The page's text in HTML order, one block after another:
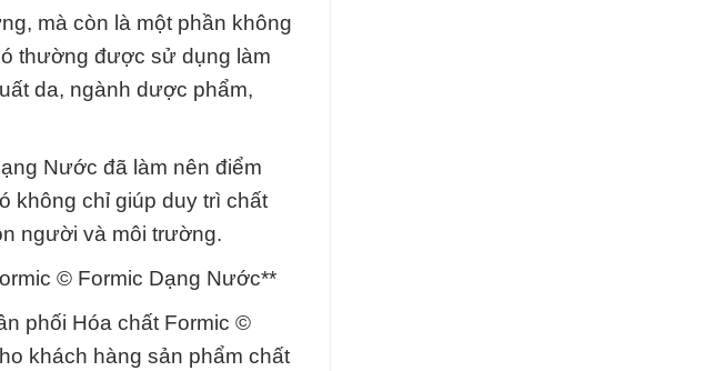
mà còn là một phần không
thường được sử dụng làm
da, ngành dược phẩm,
Nước đã làm nên điểm
không chỉ giúp duy trì chất
người và môi trường.
© Formic Dạng Nước**
phối Hóa chất Formic ©
khách hàng sản phẩm chất